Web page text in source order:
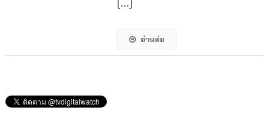
อ่านต่อ